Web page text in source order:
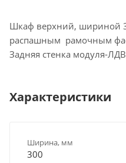
Шкаф верхний, шириной
распашным рамочным
Задняя стенка модуля-
Характеристики
Ширина, мм
300